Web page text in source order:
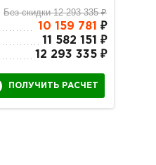
Без скидки 12 293 335 ₽
10 159 781 ₽
11 582 151 ₽
12 293 335 ₽
ПОЛУЧИТЬ РАСЧЕТ